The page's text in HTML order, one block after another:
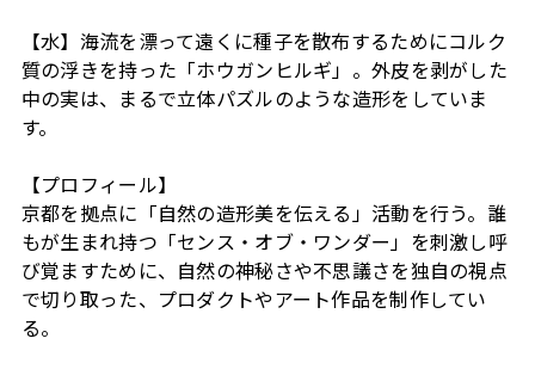
【水】海流を漂って遠くに種子を散布するためにコルク
質の浮きを持った「ホウガンヒルギ」。外皮を剥がした
中の実は、まるで立体パズルのような造形をしていま
す。
【プロフィール】
京都を拠点に「自然の造形美を伝える」活動を行う。誰
もが生まれ持つ「センス・オブ・ワンダー」を刺激し呼
び覚ますために、自然の神秘さや不思議さを独自の視点
で切り取った、プロダクトやアート作品を制作してい
る。